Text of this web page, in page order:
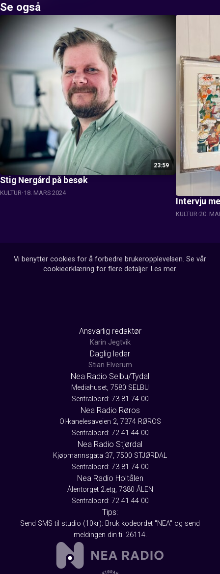
Se også
23:59
Stig Nergård på besøk
KULTUR 18. MARS 2024
Intervju
KULTUR 20.
Vi benytter cookies for å forbedre brukeropplevelsen. Se vår
cookieerklæring for flere detaljer. Les mer.
Ansvarlig redaktør
Karin Jegtvik
Daglig leder
Stian Elverum
Nea Radio Selbu/Tydal
Mediahuset, 7580 SELBU
Sentralbord: 73 81 74 00
Nea Radio Røros
Ol-kanelesaveien 2, 7374 RØROS
Sentralbord: 72 41 44 00
Nea Radio Stjørdal
Kjøpmannsgata 37, 7500 STJØRDAL
Sentralbord: 73 81 74 00
Nea Radio Holtålen
Ålentorget 2.etg, 7380 ÅLEN
Sentralbord: 72 41 44 00
Tips:
Send SMS til studio (10kr): Bruk kodeordet "NEA" og send
meldingen din til 26114.